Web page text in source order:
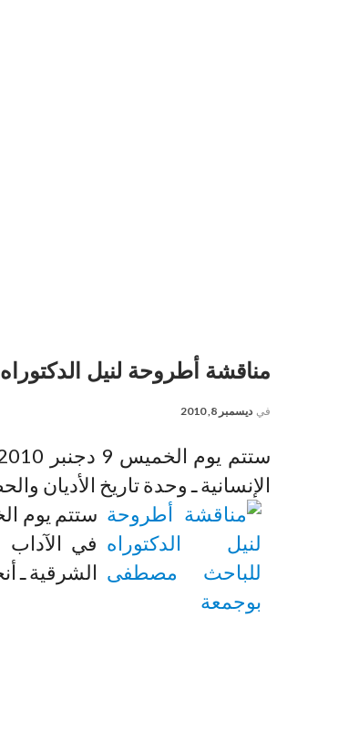
مناقشة أطروحة لنيل
في ديسمبر 8, 2010
الإنسانية ـ وحدة تاريخ الأديان
في الآداب
الشرقية ـ